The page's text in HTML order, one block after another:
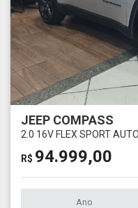
JEEP COMPASS
2.0 16V FLEX SPORT
R$ 94.999,00
Ano